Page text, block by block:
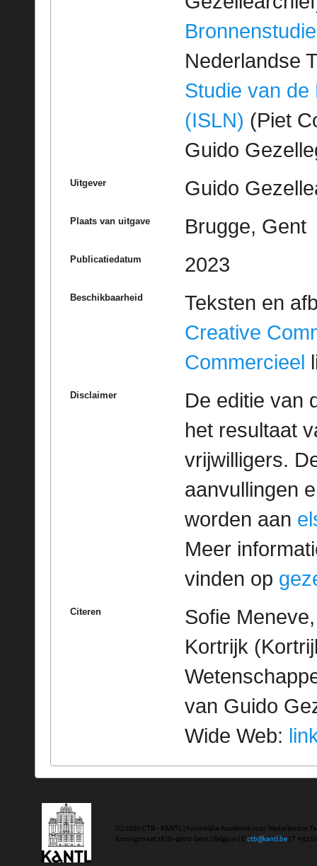
Bronnenstudie
Nederlandse
Studie van de
(ISLN) (Piet
Guido
Uitgever Guido
Plaats van uitgave Brugge, Gent
Publicatiedatum 2023
Beschikbaarheid
Teksten en
Creative
Commercieel
Disclaimer
De editie van
het resultaat
vrijwilligers.
aanvullingen
worden aan
Meer
vinden op
Citeren
Sofie
Kortrijk
van Guido
Wide Web:
(C) 2020 CTB - KANTL | Koninklijke Academie voor Nederlandse
Koningstraat 18 | b-9000 Gent | Belgium | E ctb@kantl.be | T +32